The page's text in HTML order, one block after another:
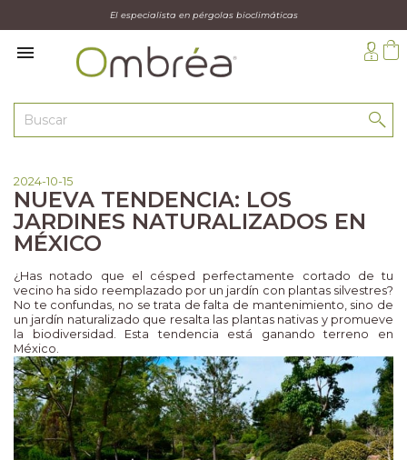
El especialista en pérgolas bioclimáticas

NUEVA TENDENCIA: LOS
JARDINES NATURALIZADOS EN
MÉXICO
2024-10-15
¿Has notado que el césped perfectamente cortado de tu
vecino ha sido reemplazado por un jardín con plantas silvestres?
No te confundas, no se trata de falta de mantenimiento, sino de
un jardín naturalizado que resalta las plantas nativas y promueve
la biodiversidad. Esta tendencia está ganando terreno en
México.